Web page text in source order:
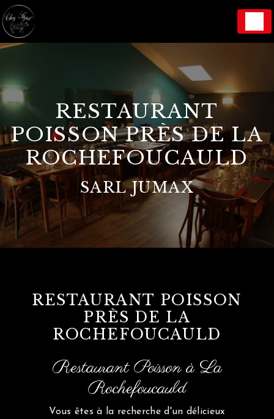
RESTAURANT
POISSON PRÈS DE LA
ROCHEFOUCAULD
SARL JUMAX
RESTAURANT POISSON
PRÈS DE LA
ROCHEFOUCAULD
Restaurant Poisson à La
Rochefoucauld
Vous êtes à la recherche d'un délicieux
Panneau de gestion des cookies